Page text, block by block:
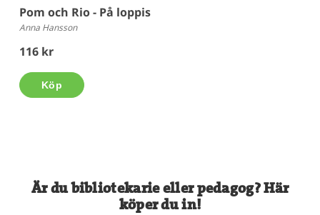
Pom och Rio - På loppis
Anna Hansson
116 kr
Köp
Är du bibliotekarie eller pedagog? Här
köper du in!